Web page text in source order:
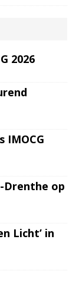
2026
IMOCG
op
Licht’ in